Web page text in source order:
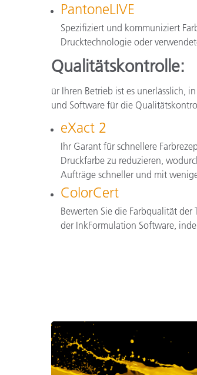
PantoneLIVE
Spezifiziert und kommuniziert
Drucktechnologie oder
Qualitätskontrolle:
ür Ihren Betrieb ist es unerlässlich,
und Software für die
eXact 2
Ihr Garant für schnellere
Druckfarbe zu reduzieren,
Aufträge schneller und mit
ColorCert
Bewerten Sie die Farbqualität
der InkFormulation Software,